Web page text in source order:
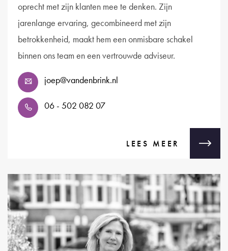
oprecht met zijn klanten mee te denken. Zijn
jarenlange ervaring, gecombineerd met zijn
betrokkenheid, maakt hem een onmisbare schakel
binnen ons team en een vertrouwde adviseur.
joep@vandenbrink.nl
06 - 502 082 07
LEES MEER